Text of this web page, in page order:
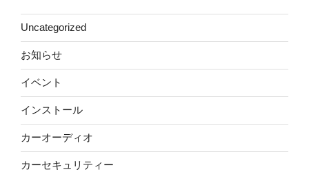
Uncategorized
お知らせ
イベント
インストール
カーオーディオ
カーセキュリティー